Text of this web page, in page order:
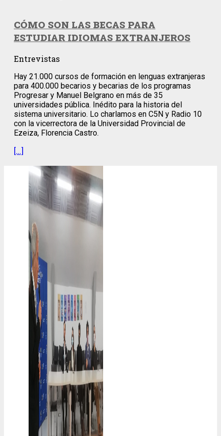
CÓMO SON LAS BECAS PARA
ESTUDIAR IDIOMAS EXTRANJEROS
Entrevistas
Hay 21.000 cursos de formación en lenguas extranjeras
para 400.000 becarios y becarias de los programas
Progresar y Manuel Belgrano en más de 35
universidades pública. Inédito para la historia del
sistema universitario. Lo charlamos en C5N y Radio 10
con la vicerrectora de la Universidad Provincial de
Ezeiza, Florencia Castro.
[…]